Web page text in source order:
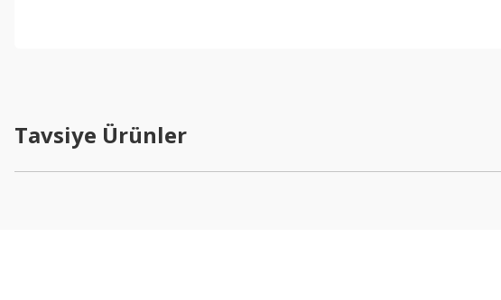
Ürün bilgilerinde hatalar bulunuyor.
Ürün fiyatı diğer sitelerden daha pahalı.
Tavsiye Ürünler